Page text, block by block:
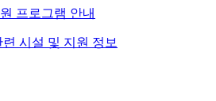
프로그램 안내
련 시설 및 지원 정보